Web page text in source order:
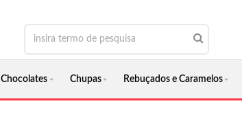
Chocolates Chupas Rebuçados e Caramelos